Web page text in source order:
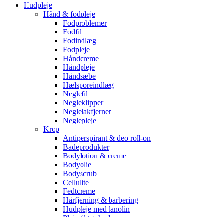
Hudpleje
Hånd & fodpleje
Fodproblemer
Fodfil
Fodindlæg
Fodpleje
Håndcreme
Håndpleje
Håndsæbe
Hælsporeindlæg
Neglefil
Negleklipper
Neglelakfjerner
Neglepleje
Krop
Antiperspirant & deo roll-on
Badeprodukter
Bodylotion & creme
Bodyolie
Bodyscrub
Cellulite
Fedtcreme
Hårfjerning & barbering
Hudpleje med lanolin